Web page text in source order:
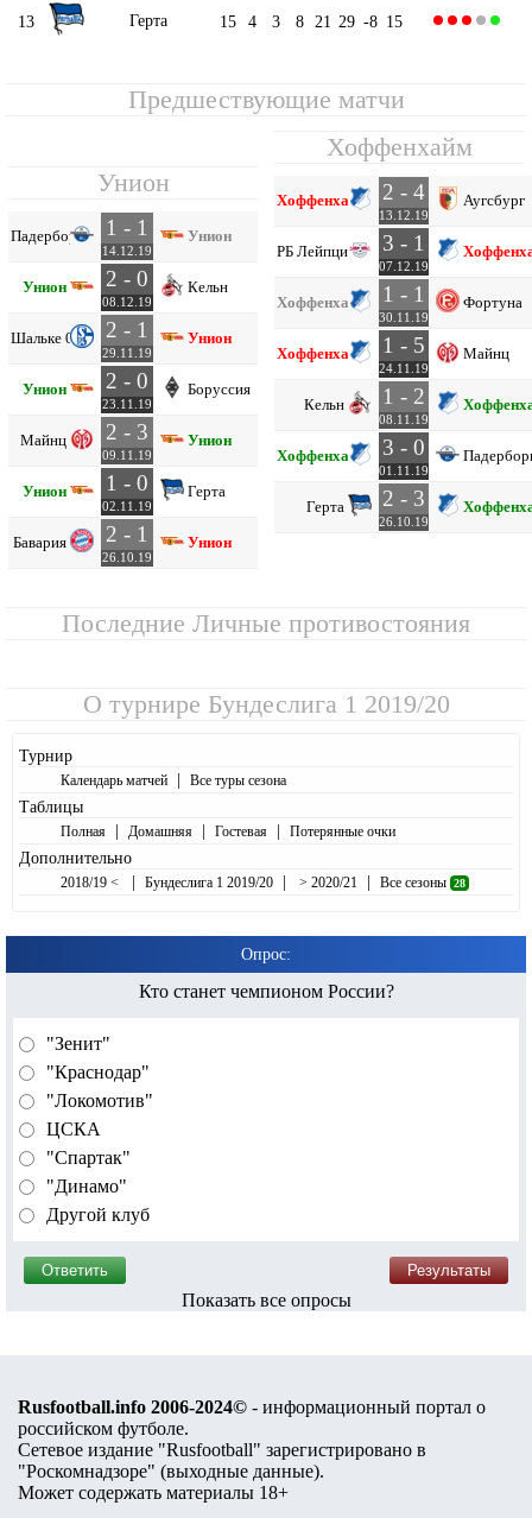
13 Герта 15 4 3 8 21 29 -8 15
Предшествующие матчи
Унион
Падерборн 1 - 1
14.12.19
Унион
Унион 2 - 0
08.12.19
Кельн
Шальке 04 2 - 1
29.11.19
Унион
Унион 2 - 0
23.11.19
Боруссия М
Майнц 2 - 3
09.11.19
Унион
Унион 1 - 0
02.11.19
Герта
Бавария 2 - 1
26.10.19
Унион
Хоффенхайм
Хоффенхайм 2 - 4
13.12.19
Аугсбург
РБ Лейпциг 3 - 1
07.12.19
Хоффенхайм 1 - 1
30.11.19
Фортуна
Хоффенхайм 1 - 5
24.11.19
Майнц
Кельн 1 - 2
08.11.19
Хоффенхайм 3 - 0
01.11.19
Герта 2 - 3
26.10.19
Последние Личные противостояния
О турнире Бундеслига 1 2019/20
Турнир
Календарь матчей | Все туры сезона
Таблицы
Полная | Домашняя | Гостевая | Потерянные очки
Дополнительно
2018/19 < | Бундеслига 1 2019/20 | > 2020/21 | Все сезоны 28
Опрос:
Кто станет чемпионом России?
"Зенит"
"Краснодар"
"Локомотив"
ЦСКА
"Спартак"
"Динамо"
Другой клуб
Показать все опросы
Rusfootball.info 2006-2024© - информационный портал о
российском футболе.
Сетевое издание "Rusfootball" зарегистрировано в
"Роскомнадзоре" (выходные данные).
Может содержать материалы 18+